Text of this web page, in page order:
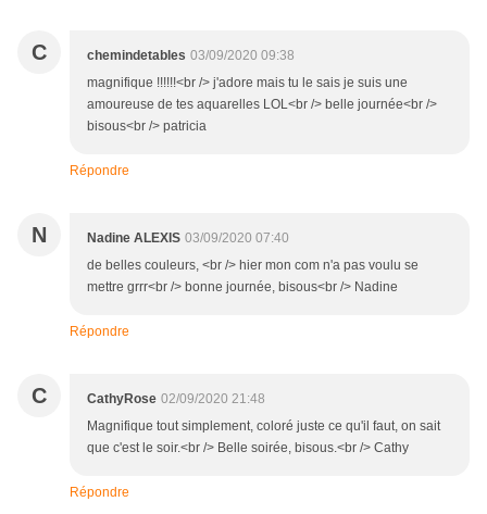
C chemindetables 03/09/2020 09:38
magnifique !!!!!!<br /> j'adore mais tu le sais je suis une
amoureuse de tes aquarelles LOL<br /> belle journée<br />
bisous<br /> patricia
Répondre
N Nadine ALEXIS 03/09/2020 07:40
de belles couleurs, <br /> hier mon com n'a pas voulu se
mettre grrr<br /> bonne journée, bisous<br /> Nadine
Répondre
C CathyRose 02/09/2020 21:48
Magnifique tout simplement, coloré juste ce qu'il faut, on sait
que c'est le soir.<br /> Belle soirée, bisous.<br /> Cathy
Répondre